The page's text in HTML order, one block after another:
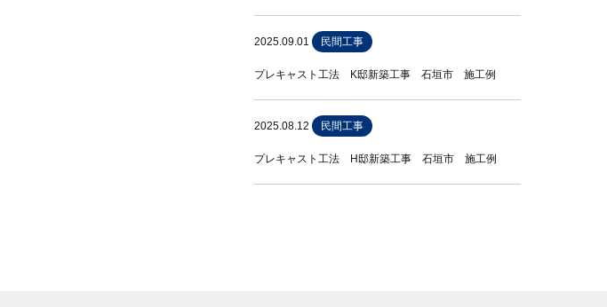
2025.09.01 民間工事
プレキャスト工法 K邸新築工事 石垣市 施工例
2025.08.12 民間工事
プレキャスト工法 H邸新築工事 石垣市 施工例